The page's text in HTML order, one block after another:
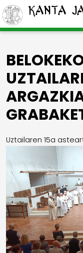
Kanta
Uztailaren 15a